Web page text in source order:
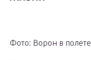
Фото: Ворон в полете